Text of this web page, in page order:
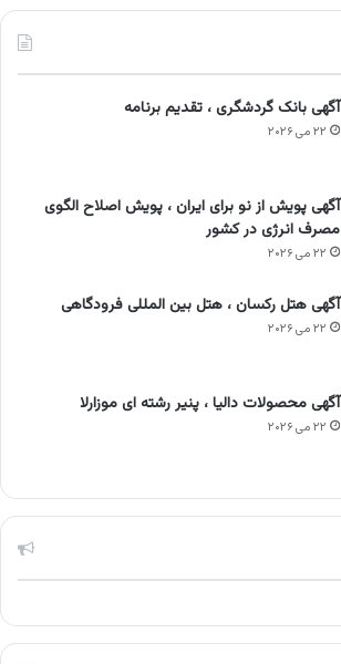
آگهی بانک گردشگری ، تقدیم برنامه
۲۲ می ۲۰۲۶
آگهی پویش از نو برای ایران ، پویش اصلاح الگوی
مصرف انرژی در کشور
۲۲ می ۲۰۲۶
آگهی هتل رکسان ، هتل بین المللی فرودگاهی
۲۲ می ۲۰۲۶
آگهی محصولات دالیا ، پنیر رشته ای موزارلا
۲۲ می ۲۰۲۶